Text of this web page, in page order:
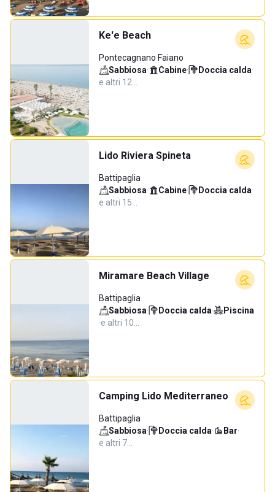
Ke'e Beach
Pontecagnano Faiano
Sabbiosa· Cabine· Doccia calda·
e altri 12…
Lido Riviera Spineta
Battipaglia
Sabbiosa· Cabine· Doccia calda·
e altri 15…
Miramare Beach Village
Battipaglia
Sabbiosa· Doccia calda·
Piscina
·e altri 10…
Camping Lido Mediterraneo
Battipaglia
Sabbiosa· Doccia calda· Bar·
e altri 7…